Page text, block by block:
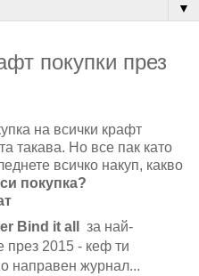
▼
покупки през
на всички крафт
такава. Но все пак като
всичко накуп, какво
покупка?
Bind it all за най-
през 2015 - кеф ти
направен журнал...